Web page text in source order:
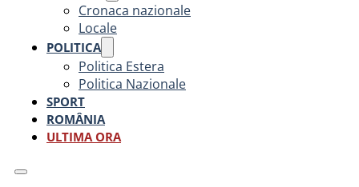
Cronaca nazionale
Locale
POLITICA
Politica Estera
Politica Nazionale
SPORT
ROMÂNIA
ULTIMA ORA